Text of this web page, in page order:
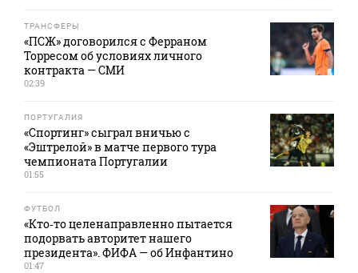
ТРАНСФЕРЫ
«ПСЖ» договорился с Ферраном
Торресом об условиях личного
контракта — СМИ
02:39
ПОРТУГАЛИЯ
«Спортинг» сыграл вничью с
«Эштрелой» в матче первого тура
чемпионата Португалии
01:55
ФУТБОЛ
«Кто‑то целенаправленно пытается
подорвать авторитет нашего
президента». ФИФА — об Инфантино
01:47